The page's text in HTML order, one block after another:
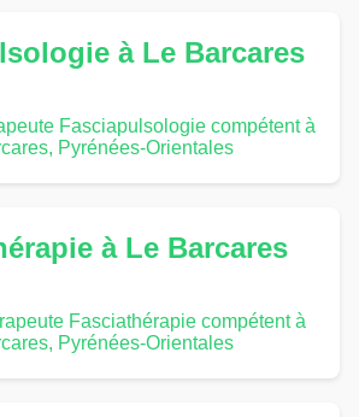
à Le Barcares
Fasciapulsologie compétent à
Pyrénées-Orientales
à Le Barcares
Fasciathérapie compétent à
Pyrénées-Orientales